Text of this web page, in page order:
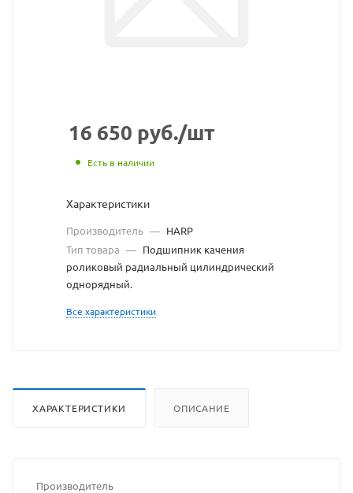
разрешения
владельца
16 650 руб./шт
Есть в наличии
Характеристики
Производитель — HARP
Тип товара — Подшипник качения
роликовый радиальный цилиндрический
однорядный.
Все характеристики
ХАРАКТЕРИСТИКИ ОПИСАНИЕ
Производитель